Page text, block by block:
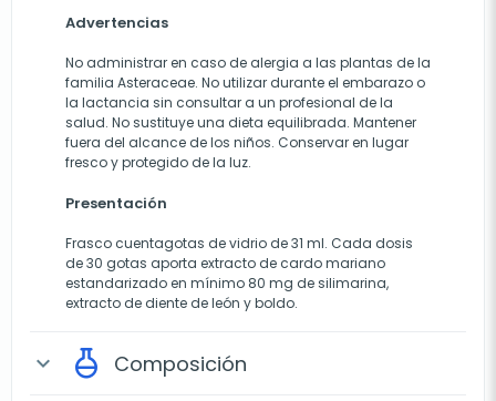
Advertencias
No administrar en caso de alergia a las plantas de la
familia Asteraceae. No utilizar durante el embarazo o
la lactancia sin consultar a un profesional de la
salud. No sustituye una dieta equilibrada. Mantener
fuera del alcance de los niños. Conservar en lugar
fresco y protegido de la luz.
Presentación
Frasco cuentagotas de vidrio de 31 ml. Cada dosis
de 30 gotas aporta extracto de cardo mariano
estandarizado en mínimo 80 mg de silimarina,
extracto de diente de león y boldo.
expand_more Composición